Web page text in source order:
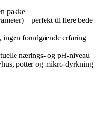
pakke
– perfekt til flere bede
forudgående erfaring
nærings- og pH-niveau
potter og mikro-dyrkning